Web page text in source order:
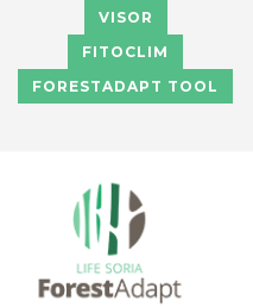
Pasar al contenido principal
VISOR
FITOCLIM
FORESTADAPT TOOL